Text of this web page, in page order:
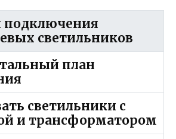
светильников
план
светильники с
и трансформатором